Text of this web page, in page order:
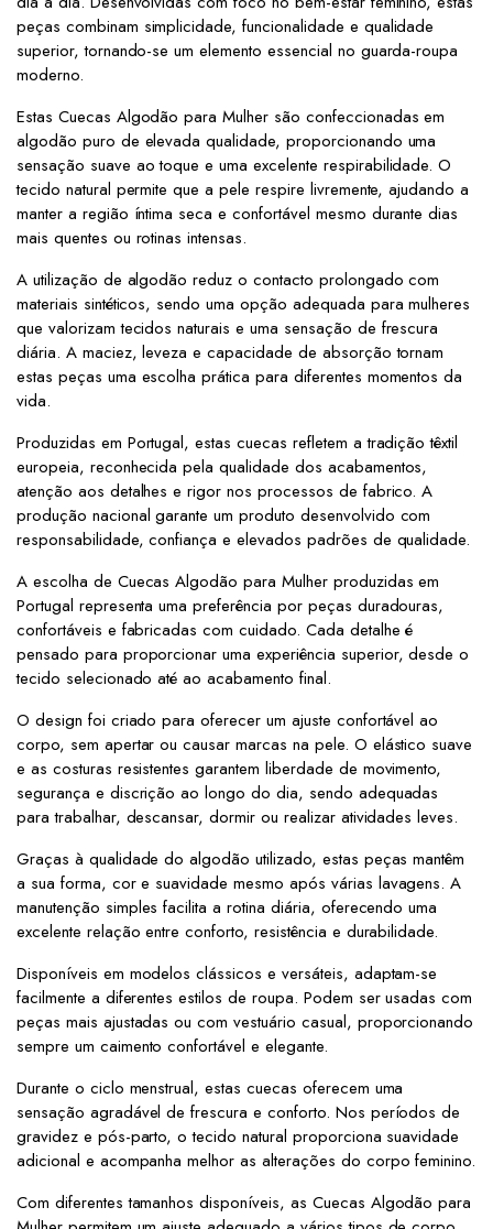
peças combinam simplicidade, funcionalidade e qualidade
superior, tornando-se um elemento essencial no guarda-roupa
moderno.
Estas Cuecas Algodão para Mulher são confeccionadas em
algodão puro de elevada qualidade, proporcionando uma
sensação suave ao toque e uma excelente respirabilidade. O
tecido natural permite que a pele respire livremente, ajudando a
manter a região íntima seca e confortável mesmo durante dias
mais quentes ou rotinas intensas.
A utilização de algodão reduz o contacto prolongado com
materiais sintéticos, sendo uma opção adequada para mulheres
que valorizam tecidos naturais e uma sensação de frescura
diária. A maciez, leveza e capacidade de absorção tornam
estas peças uma escolha prática para diferentes momentos da
vida.
Produzidas em Portugal, estas cuecas refletem a tradição têxtil
europeia, reconhecida pela qualidade dos acabamentos,
atenção aos detalhes e rigor nos processos de fabrico. A
produção nacional garante um produto desenvolvido com
responsabilidade, confiança e elevados padrões de qualidade.
A escolha de Cuecas Algodão para Mulher produzidas em
Portugal representa uma preferência por peças duradouras,
confortáveis e fabricadas com cuidado. Cada detalhe é
pensado para proporcionar uma experiência superior, desde o
tecido selecionado até ao acabamento final.
O design foi criado para oferecer um ajuste confortável ao
corpo, sem apertar ou causar marcas na pele. O elástico suave
e as costuras resistentes garantem liberdade de movimento,
segurança e discrição ao longo do dia, sendo adequadas
para trabalhar, descansar, dormir ou realizar atividades leves.
Graças à qualidade do algodão utilizado, estas peças mantêm
a sua forma, cor e suavidade mesmo após várias lavagens. A
manutenção simples facilita a rotina diária, oferecendo uma
excelente relação entre conforto, resistência e durabilidade.
Disponíveis em modelos clássicos e versáteis, adaptam-se
facilmente a diferentes estilos de roupa. Podem ser usadas com
peças mais ajustadas ou com vestuário casual, proporcionando
sempre um caimento confortável e elegante.
Durante o ciclo menstrual, estas cuecas oferecem uma
sensação agradável de frescura e conforto. Nos períodos de
gravidez e pós-parto, o tecido natural proporciona suavidade
adicional e acompanha melhor as alterações do corpo feminino.
Com diferentes tamanhos disponíveis, as Cuecas Algodão para